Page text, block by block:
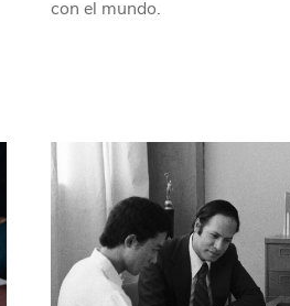
con el mundo.